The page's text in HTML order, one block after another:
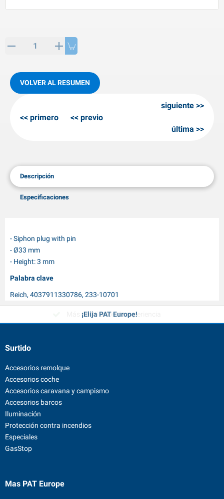
de SPP
para invierno
VOLVER AL RESUMEN
primero previo
siguiente
última
Descripción
Especificaciones
- Siphon plug with pin
- Ø33 mm
- Height: 3 mm
Palabra clave
Reich, 4037911330786, 233-10701
¡Elija PAT Europe!
Más de 35 años de experiencia
Surtido
Accesorios remolque
Accesorios coche
Accesorios caravana y campismo
Accesorios barcos
Iluminación
Protección contra incendios
Especiales
GasStop
Mas PAT Europe